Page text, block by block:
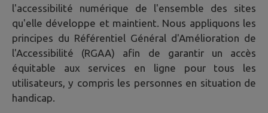
l'accessibilité numérique de l'ensemble des sites
qu'elle développe et maintient. Nous appliquons les
principes du Référentiel Général d'Amélioration de
l'Accessibilité (RGAA) afin de garantir un accès
équitable aux services en ligne pour tous les
utilisateurs, y compris les personnes en situation de
handicap.